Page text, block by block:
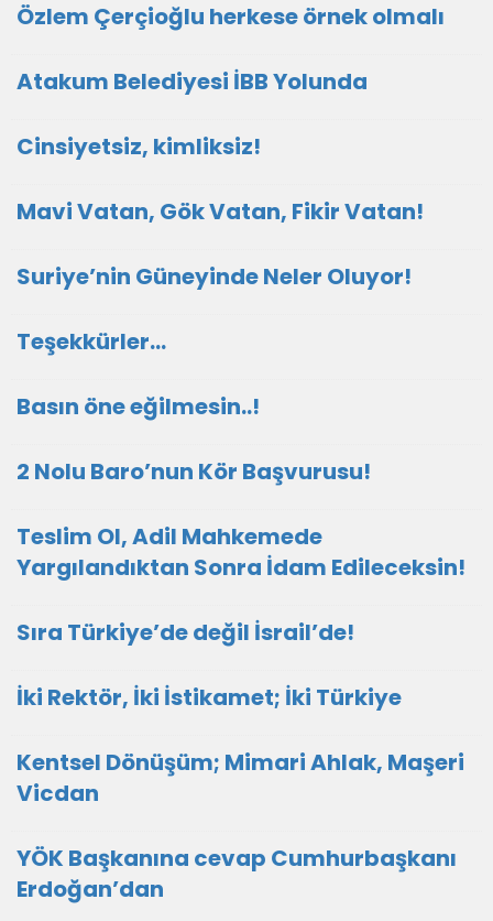
Özlem Çerçioğlu herkese örnek olmalı
Atakum Belediyesi İBB Yolunda
Cinsiyetsiz, kimliksiz!
Mavi Vatan, Gök Vatan, Fikir Vatan!
Suriye’nin Güneyinde Neler Oluyor!
Teşekkürler…
Basın öne eğilmesin..!
2 Nolu Baro’nun Kör Başvurusu!
Teslim Ol, Adil Mahkemede
Yargılandıktan Sonra İdam Edileceksin!
Sıra Türkiye’de değil İsrail’de!
İki Rektör, İki İstikamet; İki Türkiye
Kentsel Dönüşüm; Mimari Ahlak, Maşeri
Vicdan
YÖK Başkanına cevap Cumhurbaşkanı
Erdoğan’dan